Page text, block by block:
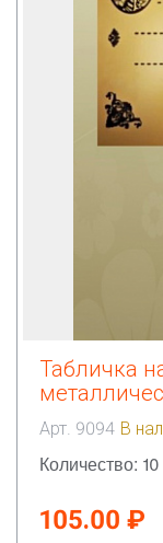
Табличка
Арт. 9094 В
Количество:
105.00 ₽